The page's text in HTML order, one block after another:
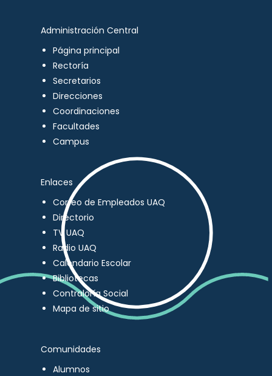
Administración Central
Página principal
Rectoría
Secretarios
Direcciones
Coordinaciones
Facultades
Campus
Enlaces
Correo de Empleados UAQ
Directorio
TV UAQ
Radio UAQ
Calendario Escolar
Bibliotecas
Contraloría Social
Mapa de sitio
Comunidades
Alumnos